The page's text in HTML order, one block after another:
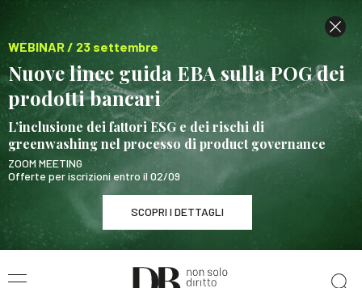
WEBINAR / 23 settembre
Nuove linee guida EBA sulla POG dei
prodotti bancari
L’inclusione dei fattori ESG e dei rischi di
greenwashing nel processo di product governance
ZOOM MEETING
Offerte per iscrizioni entro il 02/09
SCOPRI I DETTAGLI
WEBINAR / 23 settembre